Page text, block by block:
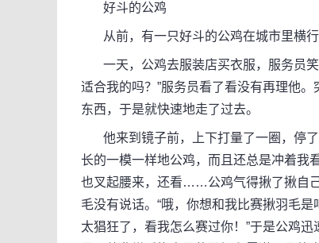
好斗的公鸡
从前，有一只好斗的公鸡在城市里横行
一天，公鸡去服装店买衣服，服务员笑
适合我的吗？”服务员看了看没有再理他
东西，于是就快速地走了过去。
他来到镜子前，上下打量了一圈，停了
长的一模一样地公鸡，而且还总是冲着我
也叉起腰来，还看……公鸡气得揪了揪自
毛没有说话。“哦，你想和我比赛揪羽毛是
太猖狂了，看我怎么赛过你！”于是公鸡